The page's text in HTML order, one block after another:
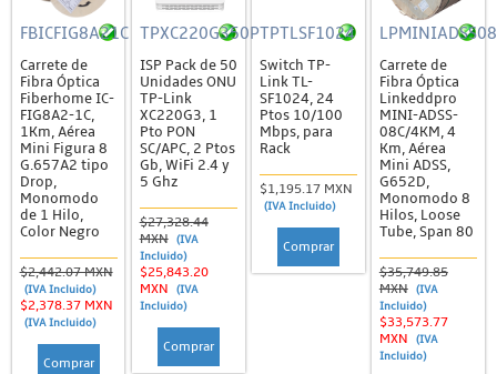
PBX Serie UCM
Puntos de Acceso
Switches y Routers
Teléfonos Inalámbricos
Teléfonos para Hotel
Teléfonos Serie GRP2600
Teléfonos Serie GXP
Video Conferencia, Audio y Video Porteros
IoT / GPS
FBICFIG8A21C
Carrete de
Fibra Óptica
Fiberhome IC-
FIG8A2-1C,
1Km, Aérea
Mini Figura 8
G.657A2 tipo
Drop,
Monomodo
de 1 Hilo,
Color Negro
$2,442.07 MXN
(IVA Incluido)
$2,378.37 MXN
(IVA Incluido)
Comprar
TPXC220G350P
ISP Pack de 50
Unidades ONU
TP-Link
XC220G3, 1
Pto PON
SC/APC, 2 Ptos
Gb, WiFi 2.4 y
5 Ghz
$27,328.44
MXN
(IVA
Incluido)
$25,843.20
MXN
(IVA
Incluido)
Comprar
TPTLSF1024
Switch TP-
Link TL-
SF1024, 24
Ptos 10/100
Mbps, para
Rack
$1,195.17 MXN
(IVA Incluido)
Comprar
Carrete de
Fibra Óptica
Linkeddpro
MINI-ADSS-
08C/4KM, 4
Km, Aérea
Mini ADSS,
G652D,
Monomodo 8
Hilos, Loose
Tube, Span 80
$35,749.85
MXN (IVA
Incluido)
$33,573.77
MXN
(IVA
Incluido)